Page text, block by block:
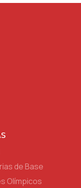
de Base
Olímpicos